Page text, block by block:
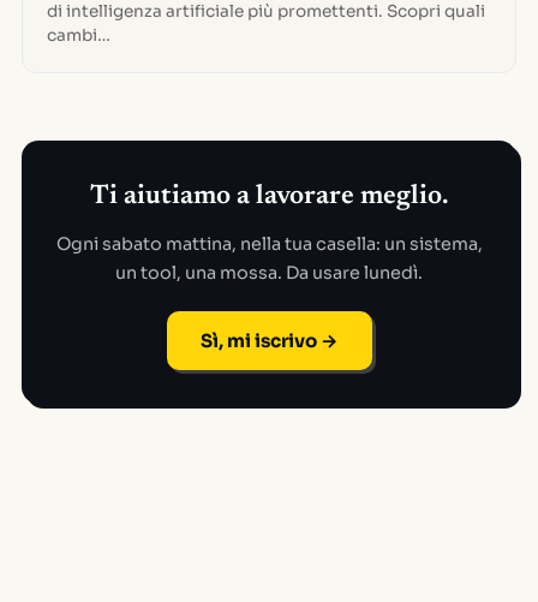
di intelligenza artificiale più promettenti. Scopri quali
cambi…
Ti aiutiamo a lavorare meglio.
Ogni sabato mattina, nella tua casella: un sistema,
un tool, una mossa. Da usare lunedì.
Sì, mi iscrivo →